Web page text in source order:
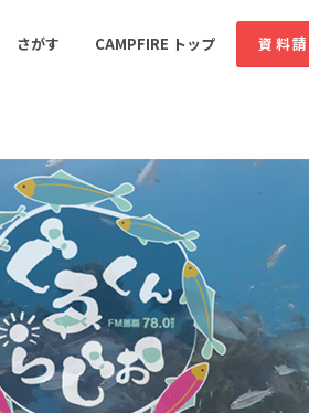
さがす CAMPFIRE トップ 資料
人気のコミュニティ
舞台・パフォーマンス
発 フード・飲食店
アニメ・漫画
ビューティー・ヘル